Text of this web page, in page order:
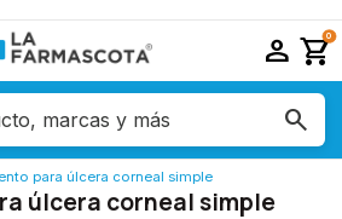
person shopping_cart
0
para úlcera corneal simple
úlcera corneal simple